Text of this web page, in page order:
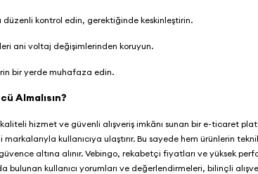
düzenli kontrol edin, gerektiğinde keskinleştirin.
ani voltaj değişimlerinden koruyun.
bir yerde muhafaza edin.
Almalısın?
kaliteli hizmet ve güvenli alışveriş imkânı sunan bir e-ticaret
kullanıcıya ulaştırır. Bu sayede hem ürünlerin
altına alınır.Vebingo, rekabetçi fiyatları ve yüksek
kullanıcı yorumları ve değerlendirmeleri, bilinçli